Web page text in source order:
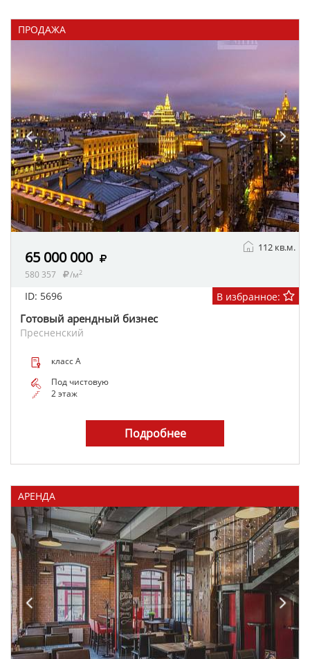
ПРОДАЖА
65 000 000
580 357 /м2
112 кв.м.
Готовый арендный бизнес
Пресненский
ID: 5696 В избранное:
класс A
Под чистовую
2 этаж
Подробнее
АРЕНДА